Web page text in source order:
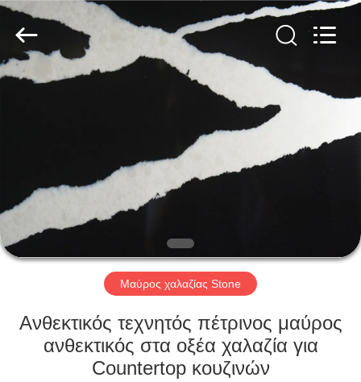
ΣΠΊΤΙ
ΠΕΡΊΠΟΥ
ΕΜΕΊΣ
ΓΎΡΟΣ
ΕΡΓΟΣΤΑΣΊΩΝ
ΠΟΙΟΤΙΚΌΣ
ΈΛΕΓΧΟΣ
AIBO
Technology
CO.,Ltd.
Rights
Reserved.
Μαύρος χαλαζίας Stone
Ανθεκτικός τεχνητός πέτρινος μαύρος
ανθεκτικός στα οξέα χαλαζία για
Countertop κουζινών